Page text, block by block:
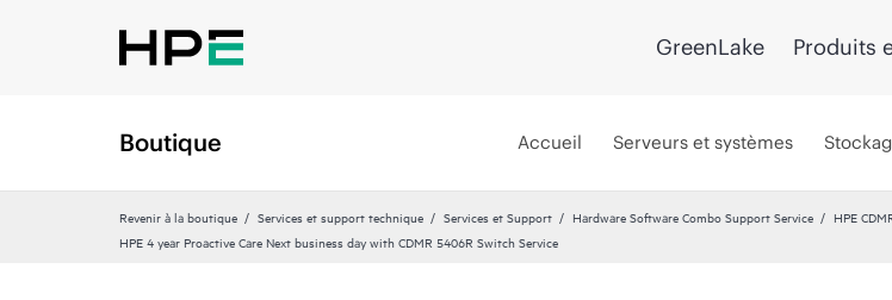
GreenLake Produits
Boutique Accueil Serveurs et systèmes
Revenir à la boutique Services et support technique Services et Support Hardware Software Combo Support Service
HPE
HPE 4 year Proactive Care Next business day with CDMR 5406R Switch Service